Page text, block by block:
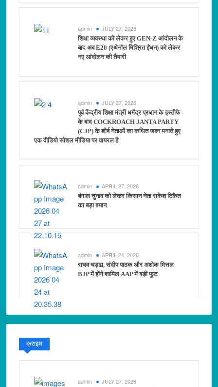
admin JULY 27, 2026
शिक्षा व्यवस्था को लेकर हुए GEN-Z आंदोलन के
बाद अब E20 (एथेनॉल मिश्रित ईंधन) को लेकर
नए आंदोलन की तैयारी
admin JULY 27, 2026
पूर्व केंद्रीय शिक्षा मंत्री धर्मेंद्र प्रधान के इस्तीफे
के बाद COCKROACH JANTA PARTY
(CJP) के शीर्ष नेताओं का कथित जश्न मनाते हुए
एक वीडियो सोशल मीडिया पर वायरल है
admin APRIL 27, 2026
बंगाल चुनाव को लेकर किसान नेता राकेश टिकैत
का बड़ा बयान
admin APRIL 24, 2026
राघव चड्ढा, संदीप पाठक और अशोक मित्तल
BJP में होंगे शामिल AAP में बड़ी फूट
क्राइम
admin JULY 27, 2026